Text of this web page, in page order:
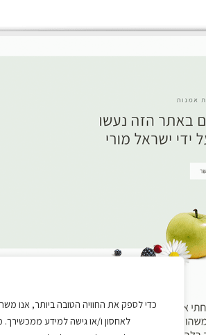
כדי לספק את החוויה הטובה ביותר, אנו